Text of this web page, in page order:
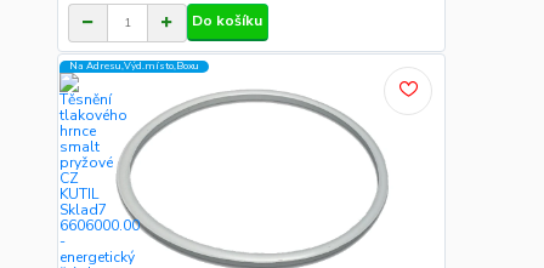
Do košíku
Na Adresu,Výd.místo,Boxu